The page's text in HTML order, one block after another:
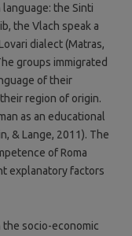
the Sinti
the Vlach speak a
dialect (Matras,
groups immigrated
of their
region of origin.
as an educational
& Lange, 2011). The
of Roma
explanatory factors
socio-economic